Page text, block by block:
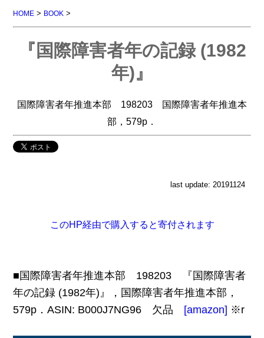
HOME > BOOK >
『国際障害者年の記録 (1982
年)』
国際障害者年推進本部 198203 国際障害者年推進本
部，579p．
last update: 20191124
このHP経由で購入すると寄付されます
■国際障害者年推進本部 198203 『国際障害者
年の記録 (1982年)』，国際障害者年推進本部，
579p．ASIN: B000J7NG96 欠品 [amazon] ※r